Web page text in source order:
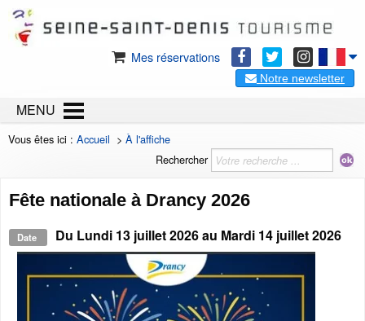
Mes réservations
Notre newsletter
MENU
Vous êtes ici : Accueil > À l'affiche
Rechercher
Fête nationale à Drancy 2026
Date Du Lundi 13 juillet 2026au Mardi 14 juillet 2026